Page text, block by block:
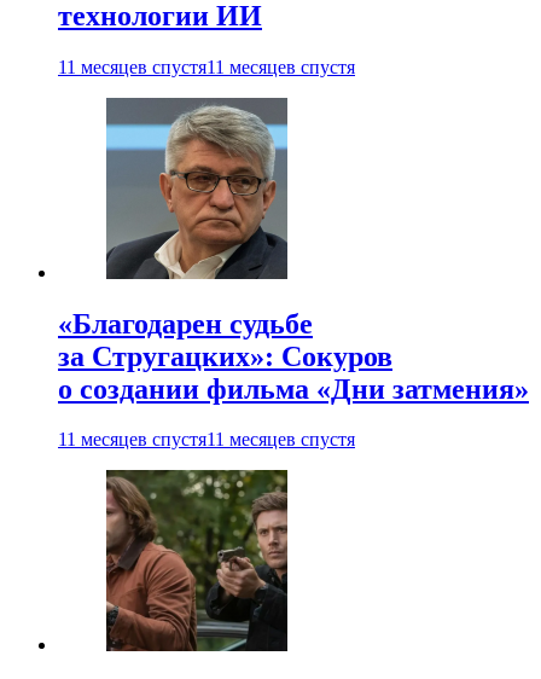
технологии ИИ
11 месяцев спустя11 месяцев спустя
«Благодарен судьбе
за Стругацких»: Сокуров
о создании фильма «Дни затмения»
11 месяцев спустя11 месяцев спустя